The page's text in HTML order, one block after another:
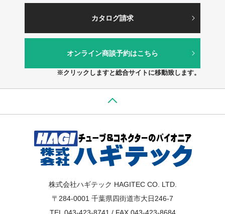
カタログ請求
オンライン商談予約はこちら
※クリックしますと総合サイトに移動致します。
株式会社ハギテック HAGITEC CO. LTD.
〒284-0001 千葉県四街道市大日246-7